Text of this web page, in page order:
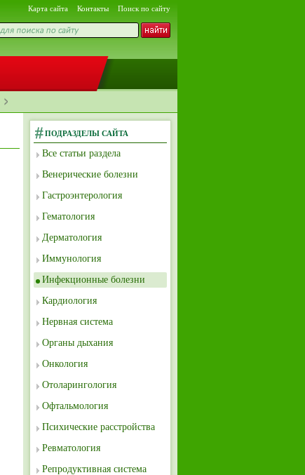
Карта сайта Контакты Поиск по сайту
ПОДРАЗДЕЛЫ САЙТА
Все статьи раздела
Венерические болезни
Гастроэнтерология
Гематология
Дерматология
Иммунология
Инфекционные болезни
Кардиология
Нервная система
Органы дыхания
Онкология
Отоларингология
Офтальмология
Психические расстройства
Ревматология
Репродуктивная система